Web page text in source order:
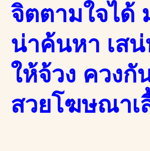
จิตตามใจได้
น่าค้นหา เส
ให้จ้วง ควงกั
สวยโฆษณา